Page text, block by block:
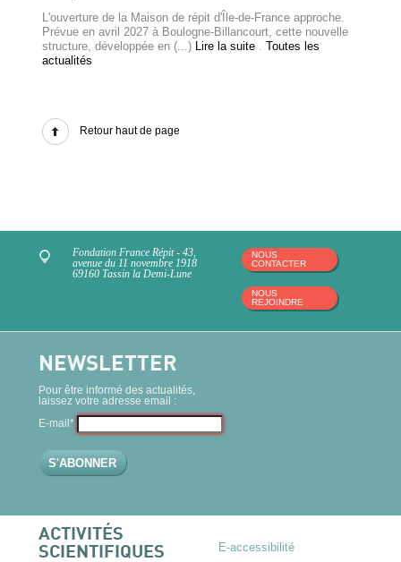
L'ouverture de la Maison de répit d'Île-de-France approche.
Prévue en avril 2027 à Boulogne-Billancourt, cette nouvelle
structure, développée en (...)
Lire la suite. Toutes les
actualités
Retour haut de page
Fondation France Répit - 43,
avenue du 11 novembre 1918
69160 Tassin la Demi-Lune
NOUS
CONTACTER
NOUS
REJOINDRE
NEWSLETTER
Pour être informé des actualités,
laissez votre adresse email :
E-mail*
ACTIVITÉS
SCIENTIFIQUES
E-accessibilité